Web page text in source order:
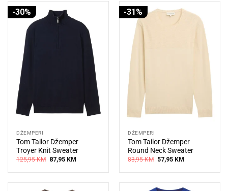
-30%
DŽEMPERI
Tom Tailor Džemper
Troyer Knit Sweater
125,95KM Original
price
was:
87,95 KMCurrent
is:
-31%
DŽEMPERI
Tom Tailor Džemper
Round Neck Sweater
83,95KM Original
price
was:
57,95 KMCurrent
is: